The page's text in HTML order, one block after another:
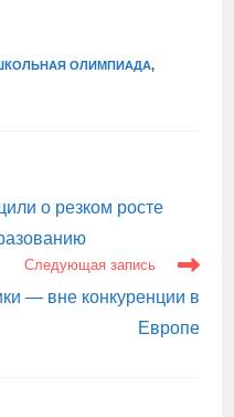
ОЛИМПИАДА,
о резком росте
Следующая запись
— вне конкуренции в
Европе